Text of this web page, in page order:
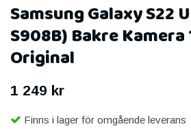
Samsung Galaxy S22
S908B) Bakre Kamera
Original
1 249 kr
Finns i lager för omgående leverans